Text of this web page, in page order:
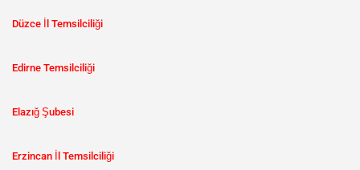
Düzce İl Temsilciliği
Edirne Temsilciliği
Elazığ Şubesi
Erzincan İl Temsilciliği